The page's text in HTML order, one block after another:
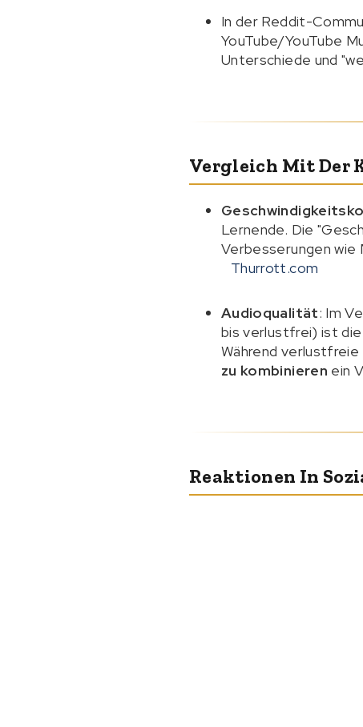
In der Reddit-
YouTube/YouTube
Unterschiede und
Vergleich Mit Der
Lernende. Die
Verbesserungen wie
Thurrott.com
Audioqualität: Im
bis verlustfrei) ist
Während
zu kombinieren ein
Reaktionen In